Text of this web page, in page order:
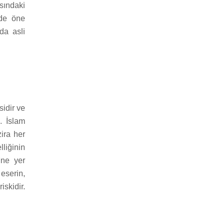
öne
asli
ve
İslam
her
yer